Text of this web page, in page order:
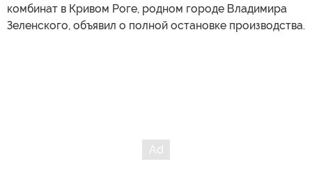
комбинат в Кривом Роге, родном городе Владимира
Зеленского, объявил о полной остановке производства.